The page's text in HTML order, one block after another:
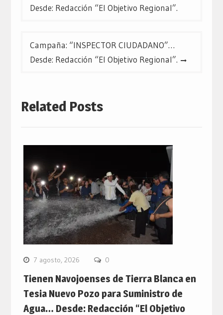
Desde: Redacción “El Objetivo Regional”.
Campaña: “INSPECTOR CIUDADANO”…
Desde: Redacción “El Objetivo Regional”.
Related Posts
7 agosto, 2026 0
Tienen Navojoenses de Tierra Blanca en
Tesia Nuevo Pozo para Suministro de
Agua… Desde: Redacción “El Objetivo